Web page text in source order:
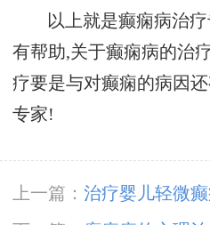
以上就是癫痫病治
有帮助,关于癫痫病的治
疗要是与对癫痫的病因
专家!
上一篇： 治疗婴儿轻微